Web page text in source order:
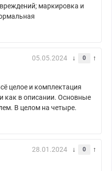
маркировка и
05.05.2024 0
целое и комплектация
как в описании. Основные
В целом на четыре.
28.01.2024 0